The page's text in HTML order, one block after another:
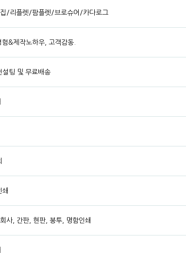
/리플렛/팜플렛/브로슈어/카다로그
&제작노하우, 고객감동.
설팅 및 무료배송
사, 간판, 현판, 봉투, 명함인쇄